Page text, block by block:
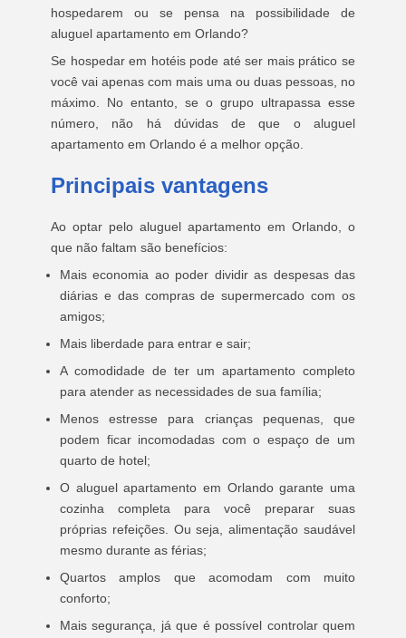
hospedarem ou se pensa na possibilidade de
aluguel apartamento em Orlando?
Se hospedar em hotéis pode até ser mais prático se
você vai apenas com mais uma ou duas pessoas, no
máximo. No entanto, se o grupo ultrapassa esse
número, não há dúvidas de que o aluguel
apartamento em Orlando é a melhor opção.
Principais vantagens
Ao optar pelo aluguel apartamento em Orlando, o
que não faltam são benefícios:
Mais economia ao poder dividir as despesas das
diárias e das compras de supermercado com os
amigos;
Mais liberdade para entrar e sair;
A comodidade de ter um apartamento completo
para atender as necessidades de sua família;
Menos estresse para crianças pequenas, que
podem ficar incomodadas com o espaço de um
quarto de hotel;
O aluguel apartamento em Orlando garante uma
cozinha completa para você preparar suas
próprias refeições. Ou seja, alimentação saudável
mesmo durante as férias;
Quartos amplos que acomodam com muito
conforto;
Mais segurança, já que é possível controlar quem